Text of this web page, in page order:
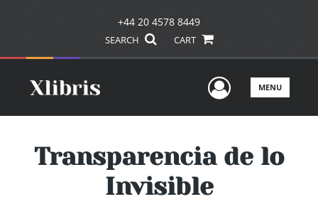
+44 20 4578 8449
SEARCH CART
UserMENU
Transparencia de lo
Invisible